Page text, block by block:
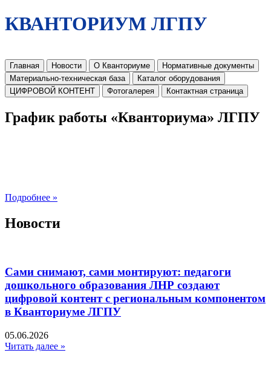
КВАНТОРИУМ ЛГПУ
Главная Новости О Кванториуме
Нормативные документы
Материально-техническая база
Каталог оборудования
ЦИФРОВОЙ КОНТЕНТ
Фотогалерея Контактная страница
График работы «Кванториума» ЛГПУ
Подробнее »
Новости
Сами снимают, сами монтируют: педагоги
дошкольного образования ЛНР создают
цифровой контент с региональным компонентом
в Кванториуме ЛГПУ​
05.06.2026
Читать далее »